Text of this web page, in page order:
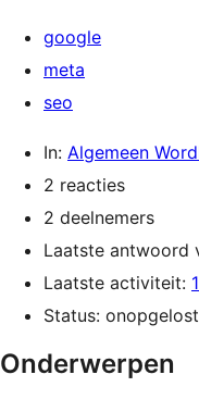
google
meta
seo
In: Algemeen
2 reacties
2 deelnemers
Laatste antwoord
Laatste activiteit:
Status: onopgelost
Onderwerpen